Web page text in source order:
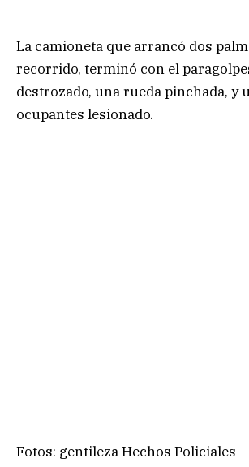
La camioneta que arrancó dos
recorrido, terminó con el
destrozado, una rueda pinchada, y
ocupantes lesionado.
Fotos: gentileza Hechos Policiales